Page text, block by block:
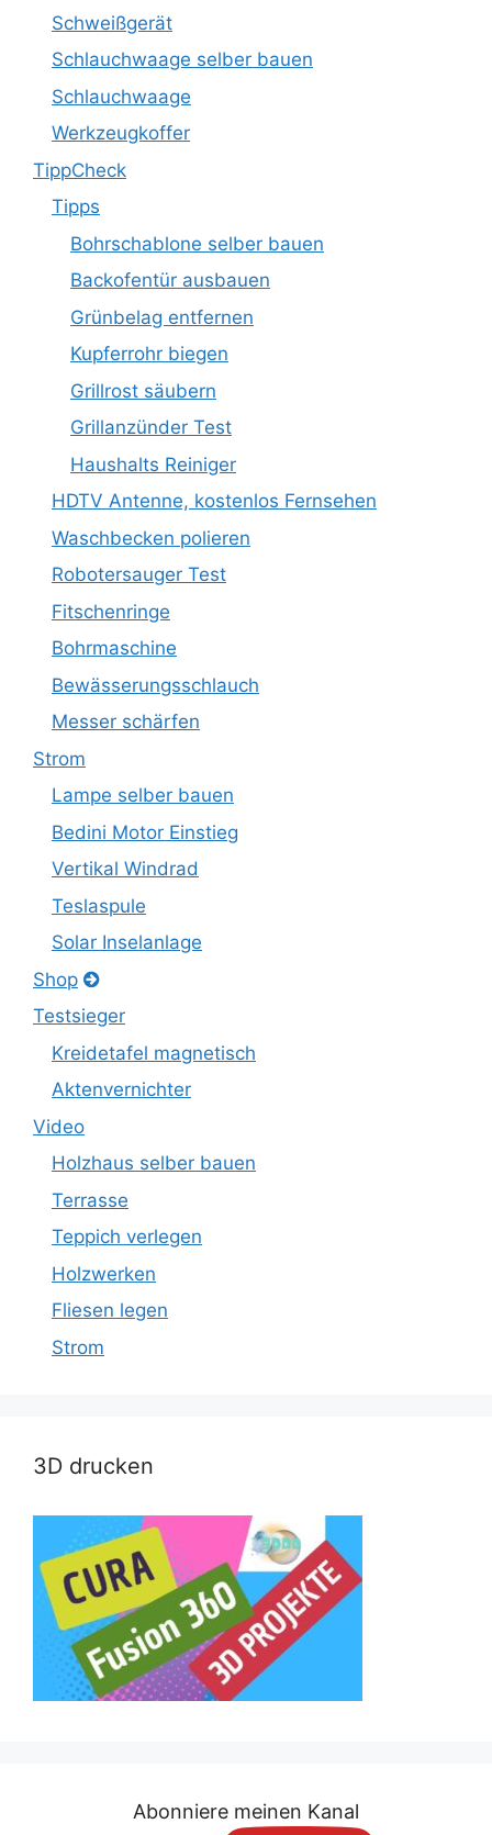
Schweißgerät
Schlauchwaage selber bauen
Schlauchwaage
Werkzeugkoffer
TippCheck
Tipps
Bohrschablone selber bauen
Backofentür ausbauen
Grünbelag entfernen
Kupferrohr biegen
Grillrost säubern
Grillanzünder Test
Haushalts Reiniger
HDTV Antenne, kostenlos Fernsehen
Waschbecken polieren
Robotersauger Test
Fitschenringe
Bohrmaschine
Bewässerungsschlauch
Messer schärfen
Strom
Lampe selber bauen
Bedini Motor Einstieg
Vertikal Windrad
Teslaspule
Solar Inselanlage
Shop
Testsieger
Kreidetafel magnetisch
Aktenvernichter
Video
Holzhaus selber bauen
Terrasse
Teppich verlegen
Holzwerken
Fliesen legen
Strom
3D drucken
Abonniere meinen Kanal